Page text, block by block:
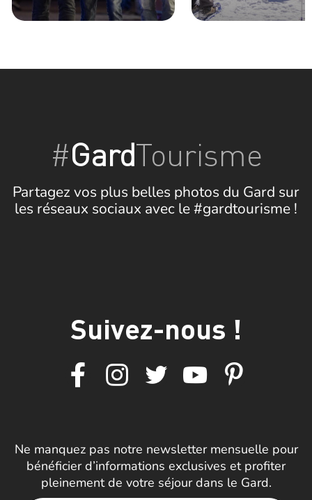
#GardTourisme
Partagez vos plus belles photos du Gard sur
les réseaux sociaux avec le #gardtourisme !
Suivez-nous !
Ne manquez pas notre newsletter mensuelle pour
bénéficier d’informations exclusives et profiter
pleinement de votre séjour dans le Gard.